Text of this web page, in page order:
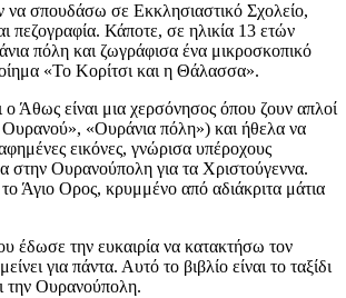
να σπουδάσω σε Εκκλησιαστικό Σχολείο,
Κάποτε, σε ηλικία 13 ετών
πόλη και ζωγράφισα ένα μικροσκοπικό
«Το Κορίτσι και η Θάλασσα».
Άθως είναι μια χερσόνησος όπου ζουν απλοί
«Ουράνια πόλη») και ήθελα να
εικόνες, γνώρισα υπέροχους
στην Ουρανούπολη για τα Χριστούγεννα.
Άγιο Oρος, κρυμμένο από αδιάκριτα μάτια
έδωσε την ευκαιρία να κατακτήσω τον
για πάντα. Αυτό το βιβλίο είναι το ταξίδι
την Ουρανούπολη.